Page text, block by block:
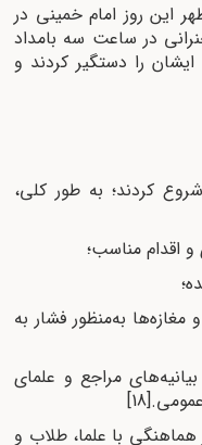
بعدازظهر این روز امام خمینی در
در ساعت سه بامداد
ایشان را دستگیر کردند و
کردند؛ به طور کلی،
اقدام مناسب؛
به‌منظور فشار به
مراجع و علمای
[18]
با علما، طلاب و